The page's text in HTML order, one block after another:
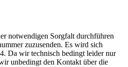
notwendigen Sorgfalt durchführen
zuzusenden. Es wird sich
Da wir technisch bedingt leider nur
unbedingt den Kontakt über die